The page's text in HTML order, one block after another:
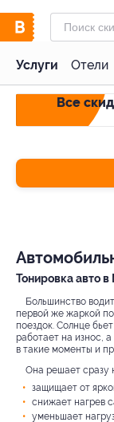
Услуги Отели
Все
Тонировка авто
Большинство
первой же жаркой
поездок. Солнце
работает на износ,
в такие моменты и
Она решает сразу
защищает от
снижает нагрев
уменьшает